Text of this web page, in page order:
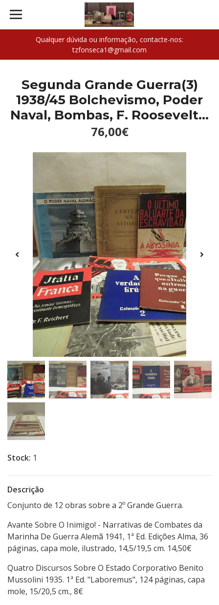
Qualquer dúvida ou informação, contacte-nos:
tzfonseca1@gmail.com
Segunda Grande Guerra(3)
1938/45 Bolchevismo, Poder
Naval, Bombas, F. Roosevelt...
76,00€
Stock: 1
Descrição
Conjunto de 12 obras sobre a 2º Grande Guerra.
Avante Sobre O Inimigo! - Narrativas de Combates da
Marinha De Guerra Alemã 1941, 1ª Ed. Edições Alma, 36
páginas, capa mole, ilustrado, 14,5/19,5 cm. 14,50€
Quatro Discursos Sobre O Estado Corporativo Benito
Mussolini 1935. 1ª Ed. "Laboremus", 124 páginas, capa
mole, 15/20,5 cm., 8€